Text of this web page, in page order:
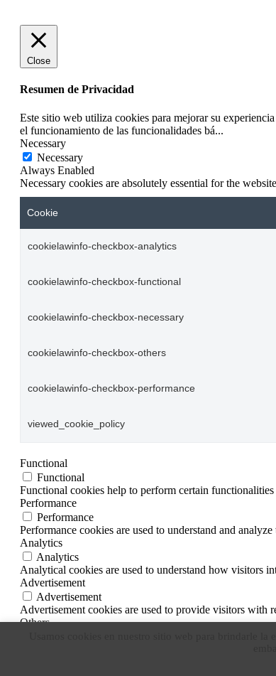
Close
Resumen de Privacidad
Este sitio web utiliza cookies para mejorar su
el funcionamiento de las funcionalidades bá...
Necessary
Necessary
Always Enabled
Necessary cookies are absolutely essential for the
Cookie
cookielawinfo-checkbox-analytics
cookielawinfo-checkbox-functional
cookielawinfo-checkbox-necessary
cookielawinfo-checkbox-others
cookielawinfo-checkbox-performance
viewed_cookie_policy
Functional
Functional
Functional cookies help to perform certain
Performance
Performance
Performance cookies are used to understand and
Analytics
Analytics
Analytical cookies are used to understand how visitors
Advertisement
Advertisement
Advertisement cookies are used to provide visitors with
Others